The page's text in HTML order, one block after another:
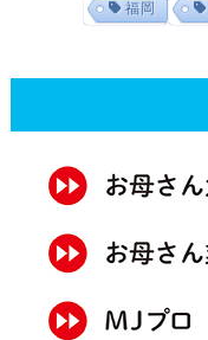
福岡